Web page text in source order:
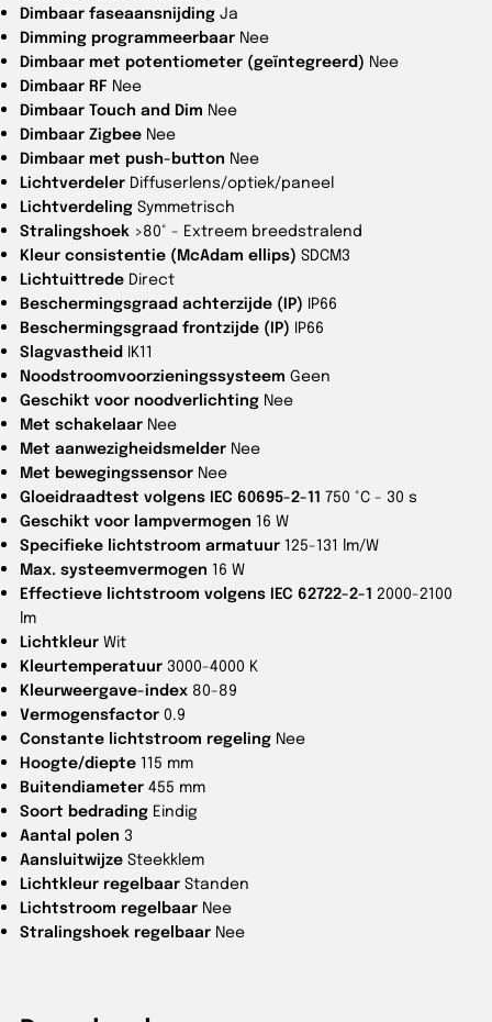
Dimbaar faseaansnijding Ja
Dimming programmeerbaar Nee
Dimbaar met potentiometer (geïntegreerd) Nee
Dimbaar RF Nee
Dimbaar Touch and Dim Nee
Dimbaar Zigbee Nee
Dimbaar met push-button Nee
Lichtverdeler Diffuserlens/optiek/paneel
Lichtverdeling Symmetrisch
Stralingshoek >80° - Extreem breedstralend
Kleur consistentie (McAdam ellips) SDCM3
Lichtuittrede Direct
Beschermingsgraad achterzijde (IP) IP66
Beschermingsgraad frontzijde (IP) IP66
Slagvastheid IK11
Noodstroomvoorzieningssysteem Geen
Geschikt voor noodverlichting Nee
Met schakelaar Nee
Met aanwezigheidsmelder Nee
Met bewegingssensor Nee
Gloeidraadtest volgens IEC 60695-2-11 750 °C - 30 s
Geschikt voor lampvermogen 16 W
Specifieke lichtstroom armatuur 125-131 lm/W
Max. systeemvermogen 16 W
Effectieve lichtstroom volgens IEC 62722-2-1 2000-2100
lm
Lichtkleur Wit
Kleurtemperatuur 3000-4000 K
Kleurweergave-index 80-89
Vermogensfactor 0.9
Constante lichtstroom regeling Nee
Hoogte/diepte 115 mm
Buitendiameter 455 mm
Soort bedrading Eindig
Aantal polen 3
Aansluitwijze Steekklem
Lichtkleur regelbaar Standen
Lichtstroom regelbaar Nee
Stralingshoek regelbaar Nee